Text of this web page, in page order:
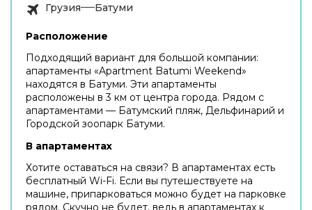
Грузия Батуми
Расположение
Подходящий вариант для большой компании:
апартаменты «Apartment Batumi Weekend»
находятся в Батуми. Эти апартаменты
расположены в 3 км от центра города. Рядом с
апартаментами — Батумский пляж, Дельфинарий и
Городской зоопарк Батуми.
В апартаментах
Хотите оставаться на связи? В апартаментах есть
бесплатный Wi-Fi. Если вы путешествуете на
машине, припарковаться можно будет на парковке
рядом. Скучно не будет, ведь в апартаментах к